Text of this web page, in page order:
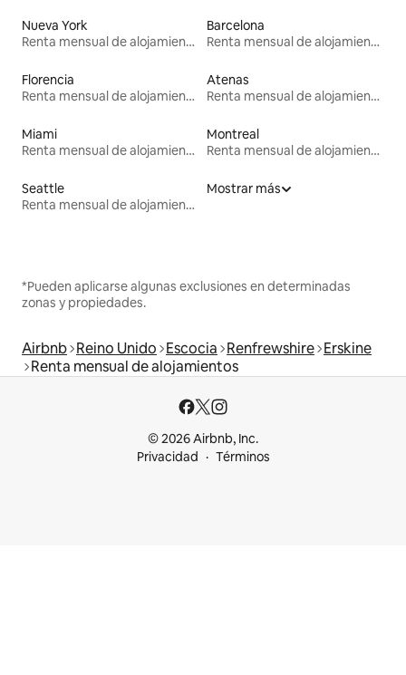
Nueva York
Renta mensual de alojamientos
Barcelona
Renta mensual de alojamientos
Florencia
Renta mensual de alojamientos
Atenas
Renta mensual de alojamientos
Miami
Renta mensual de alojamientos
Montreal
Renta mensual de alojamientos
Seattle
Renta mensual de alojamientos
Mostrar más
*Pueden aplicarse algunas exclusiones en determinadas
zonas y propiedades.
Airbnb Reino Unido Escocia Renfrewshire Erskine
Renta mensual de alojamientos
© 2026 Airbnb, Inc.
Privacidad
Términos